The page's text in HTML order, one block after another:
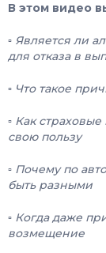
В этом видео
▫️ Является ли
для отказа в
▫️ Что такое
▫️ Как
свою пользу
▫️ Почему по
быть разными
▫️ Когда даже
возмещение